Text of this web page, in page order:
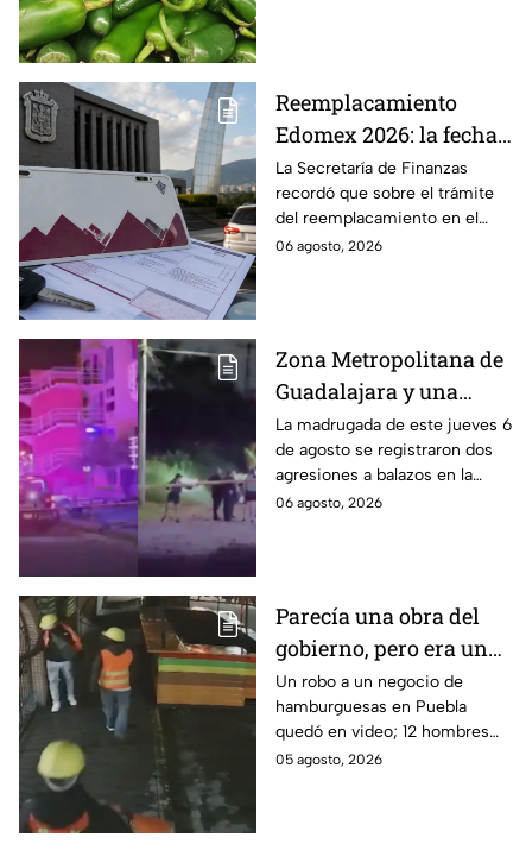
Reemplacamiento
Edomex 2026: la fecha
límite para obtener el
100% de descuento
La Secretaría de Finanzas
recordó que sobre el trámite
del reemplacamiento en el
Edomex, ¿hasta cuándo se
06 agosto, 2026
Zona Metropolitana de
Guadalajara y una
jornada de violencia:
Asesinan a balazos a
dos hombres en
Tlajomulco y El Salto
La madrugada de este jueves 6
de agosto se registraron dos
agresiones a balazos en la
Zona Metropolitana de
06 agosto, 2026
Parecía una obra del
gobierno, pero era un
robo planeado: Así
saquearon negocio de
hamburguesas en
Puebla
Un robo a un negocio de
hamburguesas en Puebla
quedó en video; 12 hombres
habrían fingido ser
05 agosto, 2026